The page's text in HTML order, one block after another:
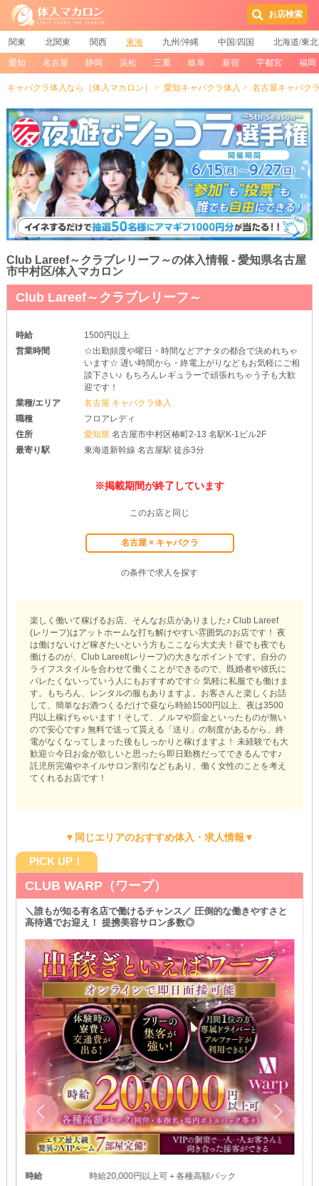
お店検索
関東 北関東 関西 東海 九州/沖縄 中国/四国 北海道/東北
愛知 名古屋 静岡 浜松 三重 岐阜 新宿 宇都宮 福岡
キャバクラ体入なら［体入マカロン］ 愛知キャバクラ体入 名古屋キャバク
Club Lareef～クラブレリーフ～の体入情報 - 愛知県名古屋
市中村区/体入マカロン
Club Lareef～クラブレリーフ～
時給
1500円以上
営業時間
☆出勤頻度や曜日・時間などアナタの都合で決めれちゃ
います☆ 遅い時間から・終電上がりなどもお気軽にご相
談下さい♪ もちろんレギュラーで頑張れちゃう子も大歓
迎です！
業種/エリア
名古屋 キャバクラ体入
職種
フロアレディ
住所
愛知県名古屋市中村区椿町2-13 名駅K-1ビル2F
最寄り駅
東海道新幹線 名古屋駅 徒歩3分
※掲載期間が終了しています
このお店と同じ
名古屋 × キャバクラ
の条件で求人を探す
楽しく働いて稼げるお店、そんなお店がありました♪ Club Lareef
(レリーフ)はアットホームな打ち解けやすい雰囲気のお店です！ 夜
は働けないけど稼ぎたいという方もここなら大丈夫！昼でも夜でも
働けるのが、Club Lareef(レリーフ)の大きなポイントです。自分の
ライフスタイルを合わせて働くことができるので、既婚者や彼氏に
バレたくないっていう人にもおすすめです☆ 気軽に私服でも働けま
す。もちろん、レンタルの服もありますよ。お客さんと楽しくお話
して、簡単なお酒つくるだけで昼なら時給1500円以上、夜は3500
円以上稼げちゃいます！そして、ノルマや罰金といったものが無い
ので安心です♪ 無料で送って貰える「送り」の制度があるから、終
電がなくなってしまった後もしっかりと稼げますよ！ 未経験でも大
歓迎☆今日お金が欲しいと思ったら即日勤務だってできるんです♪
託児所完備やネイルサロン割引などもあり、働く女性のことを考え
てくれるお店です！
▼同じエリアのおすすめ体入・求人情報▼
PICK UP！
CLUB WARP（ワープ）
＼誰もが知る有名店で働けるチャンス／ 圧倒的な働きやすさと
高待遇でお迎え！ 提携美容サロン多数◎
時給
時給20,000円以上可＋各種高額バック